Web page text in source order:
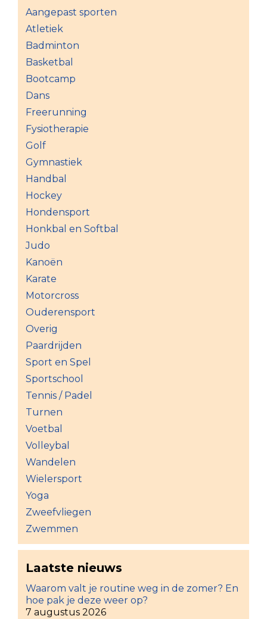
Aangepast sporten
Atletiek
Badminton
Basketbal
Bootcamp
Dans
Freerunning
Fysiotherapie
Golf
Gymnastiek
Handbal
Hockey
Hondensport
Honkbal en Softbal
Judo
Kanoën
Karate
Motorcross
Ouderensport
Overig
Paardrijden
Sport en Spel
Sportschool
Tennis / Padel
Turnen
Voetbal
Volleybal
Wandelen
Wielersport
Yoga
Zweefvliegen
Zwemmen
Laatste nieuws
Waarom valt je routine weg in de zomer? En
hoe pak je deze weer op?
7 augustus 2026